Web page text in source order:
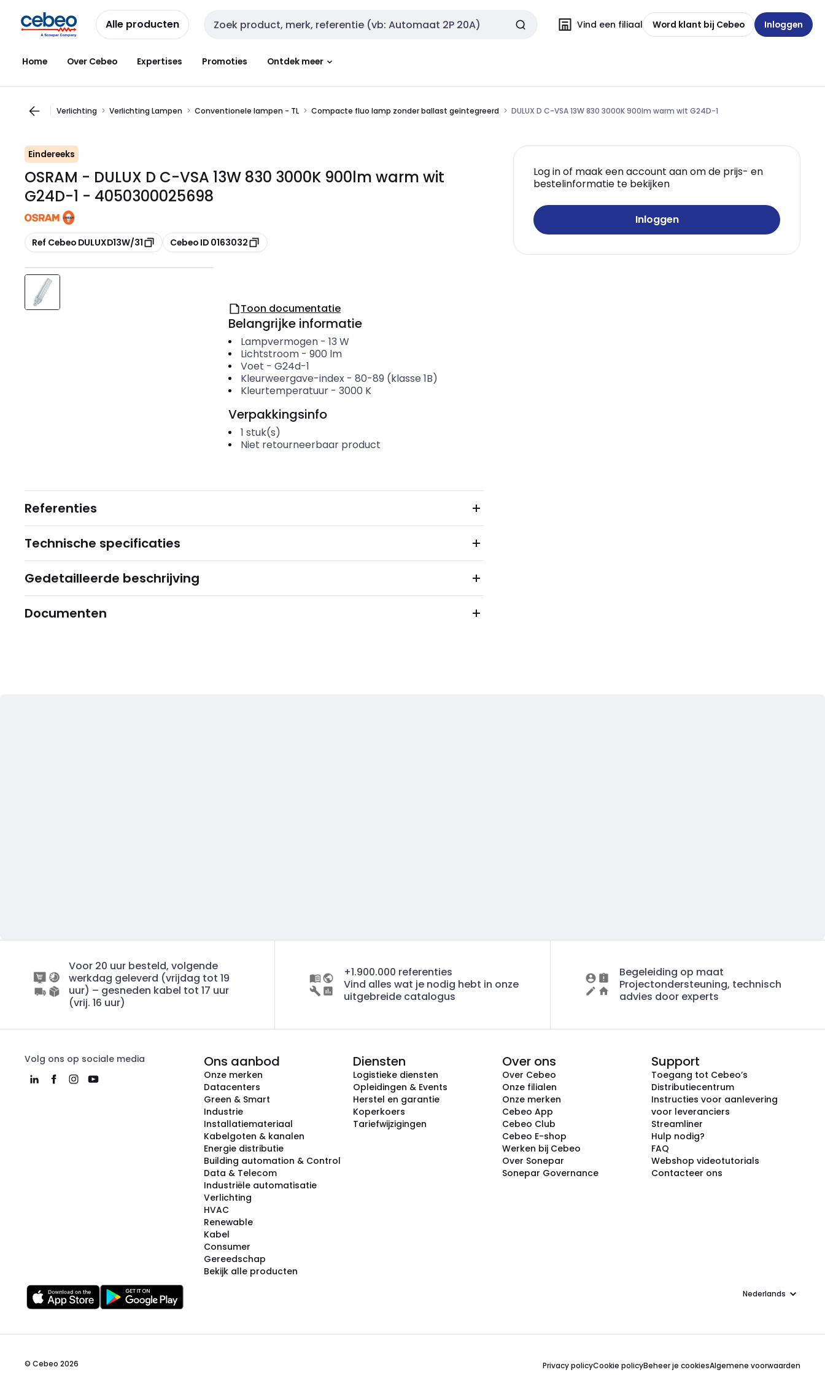
naar
navigatie
naar
inhoud
Alle producten Zoekveld invoer Vind een filiaal Word klant bij Cebeo Inloggen
Home Over Cebeo Expertises Promoties Ontdek meer
Verlichting Verlichting Lampen Conventionele lampen - TL Compacte fluo lamp zonder ballast geïntegreerd DULUX D C-VSA 13W 830 3000K 900lm warm wit G24D-1
Eindereeks
OSRAM - DULUX D C-VSA 13W 830 3000K 900lm warm wit
G24D-1 - 4050300025698
Kopiëren
Ref Cebeo DULUXD13W/31 Kopiëren
Cebeo ID 0163032
Log in of maak een account aan om de prijs- en
bestelinformatie te bekijken
Inloggen
Toon documentatie
Belangrijke informatie
Lampvermogen- 13 W
Lichtstroom- 900 lm
Voet - G24d-1
Kleurweergave-index- 80-89 (klasse 1B)
Kleurtemperatuur- 3000 K
Verpakkingsinfo
1 stuk(s)
Niet retourneerbaar product
Referenties
Technische specificaties
Gedetailleerde beschrijving
Documenten
Voor 20 uur besteld, volgende
werkdag geleverd (vrijdag tot 19
uur) – gesneden kabel tot 17 uur
(vrij. 16 uur)
+1.900.000 referenties
Vind alles wat je nodig hebt in onze
uitgebreide catalogus
Begeleiding op maat
Projectondersteuning, technisch
advies door experts
Volg ons op sociale media Ons aanbod
Onze merken
Datacenters
Green & Smart
Industrie
Installatiemateriaal
Kabelgoten & kanalen
Energie distributie
Building automation & Control
Data & Telecom
Industriële automatisatie
Verlichting
HVAC
Renewable
Kabel
Consumer
Gereedschap
Bekijk alle producten
Diensten
Logistieke diensten
Opleidingen & Events
Herstel en garantie
Koperkoers
Tariefwijzigingen
Over ons
Over Cebeo
Onze filialen
Onze merken
Cebeo App
Cebeo Club
Cebeo E-shop
Werken bij Cebeo
Over Sonepar
Sonepar Governance
Support
Toegang tot Cebeo’s
Distributiecentrum
Instructies voor aanlevering
voor leveranciers
Streamliner
Hulp nodig?
FAQ
Webshop videotutorials
Contacteer ons
Taal
© Cebeo 2026 Privacy policyCookie policyBeheer je cookiesAlgemene voorwaarden